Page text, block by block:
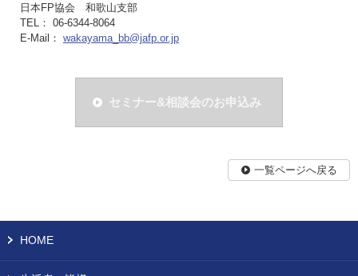
日本FP協会 和歌山支部
TEL： 06-6344-8064
E-Mail： wakayama_bb@jafp.or.jp
セミナー&相談会のお申込み
一覧ページへ戻る
HOME